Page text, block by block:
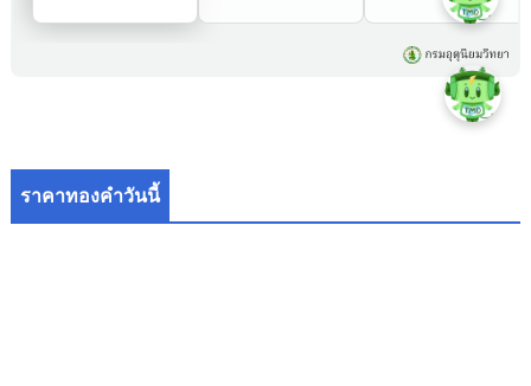
ราคาทองคำวันนี้